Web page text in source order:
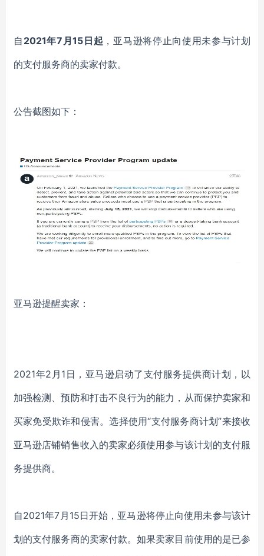
自 2021年7月15日起 ，亚马逊将停止向使用未参与计划
的支付服务商的卖家付款。
公告截图如下：
亚马逊提醒卖家：
2021年2月1日，亚马逊启动了支付服务提供商计划，以
加强检测、预防和打击不良行为的能力，从而保护卖家和
买家免受欺诈和侵害。选择使用“支付服务商计划”来接收
亚马逊店铺销售收入的卖家必须使用参与该计划的支付服
务提供商。
自2021年7月15日开始，亚马逊将停止向使用未参与该计
划的支付服务商的卖家付款。如果卖家目前使用的是已参